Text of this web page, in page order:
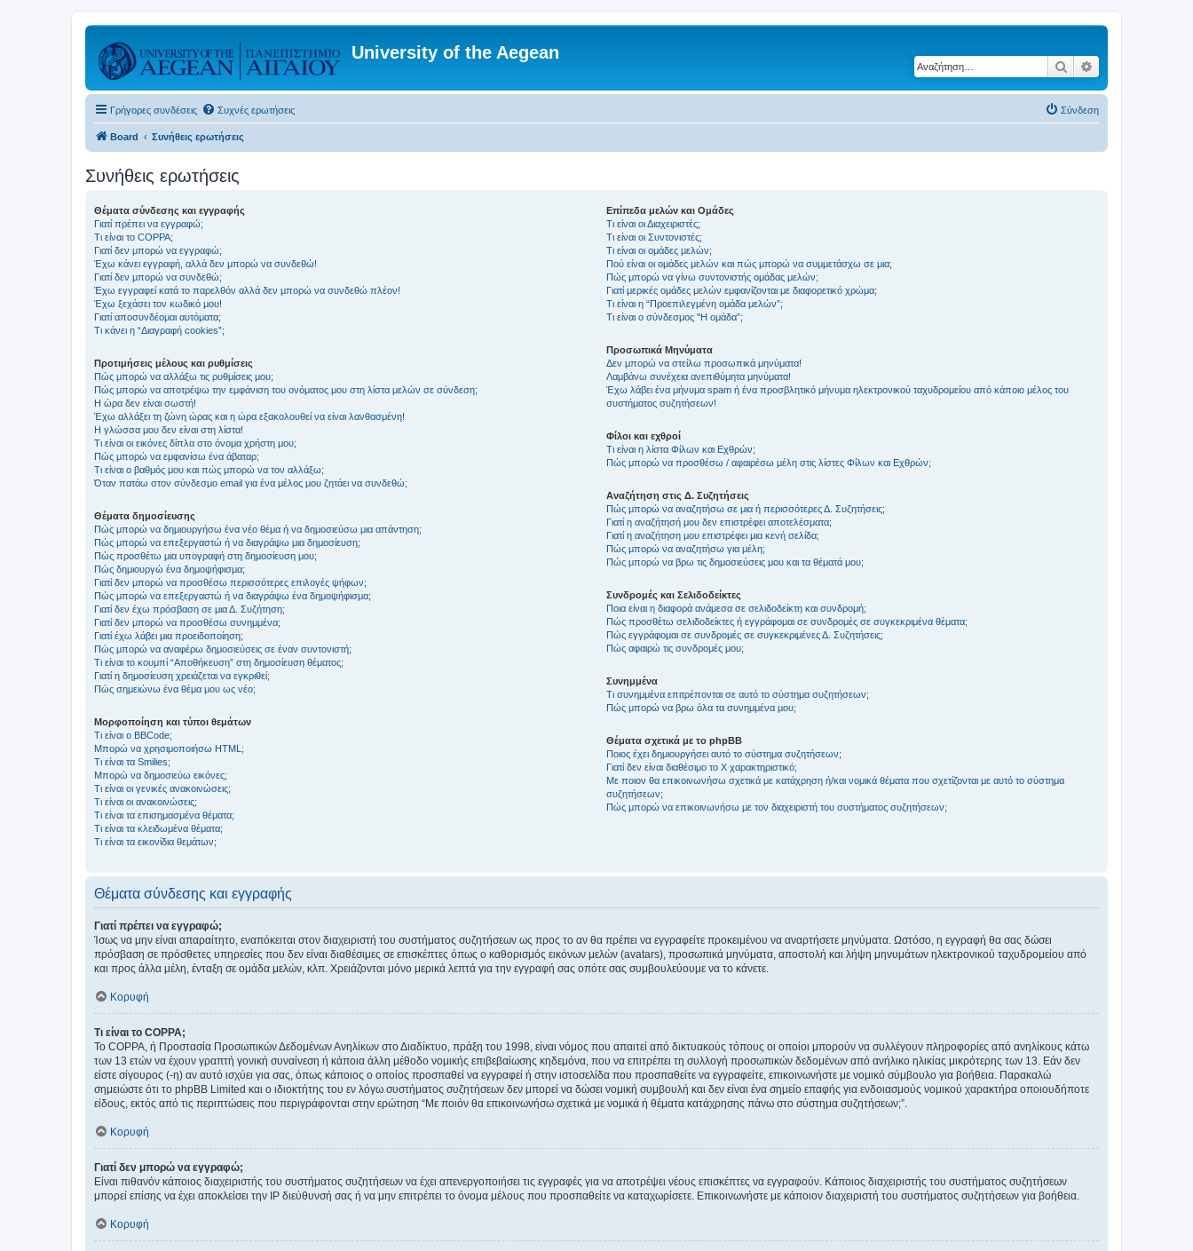
University of the Aegean
Αναζήτηση
Γρήγορες συνδέσεις Συχνές ερωτήσεις Σύνδεση
Board Συνήθεις ερωτήσεις
Συνήθεις ερωτήσεις
Θέματα σύνδεσης και εγγραφής
Γιατί πρέπει να εγγραφώ;
Τι είναι το COPPA;
Γιατί δεν μπορώ να εγγραφώ;
Έχω κάνει εγγραφή, αλλά δεν μπορώ να συνδεθώ!
Γιατί δεν μπορώ να συνδεθώ;
Έχω εγγραφεί κατά το παρελθόν αλλά δεν μπορώ να συνδεθώ πλέον!
Έχω ξεχάσει τον κωδικό μου!
Γιατί αποσυνδέομαι αυτόματα;
Τι κάνει η “Διαγραφή cookies”;
Προτιμήσεις μέλους και ρυθμίσεις
Πώς μπορώ να αλλάξω τις ρυθμίσεις μου;
Πώς μπορώ να αποτρέψω την εμφάνιση του ονόματος μου στη λίστα μελών σε σύνδεση;
Η ώρα δεν είναι σωστή!
Έχω αλλάξει τη ζώνη ώρας και η ώρα εξακολουθεί να είναι λανθασμένη!
Η γλώσσα μου δεν είναι στη λίστα!
Τι είναι οι εικόνες δίπλα στο όνομα χρήστη μου;
Πώς μπορώ να εμφανίσω ένα άβαταρ;
Τι είναι ο βαθμός μου και πώς μπορώ να τον αλλάξω;
Όταν πατάω στον σύνδεσμο email για ένα μέλος μου ζητάει να συνδεθώ;
Θέματα δημοσίευσης
Πώς μπορώ να δημιουργήσω ένα νέο θέμα ή να δημοσιεύσω μια απάντηση;
Πώς μπορώ να επεξεργαστώ ή να διαγράψω μια δημοσίευση;
Πώς προσθέτω μια υπογραφή στη δημοσίευση μου;
Πώς δημιουργώ ένα δημοψήφισμα;
Γιατί δεν μπορώ να προσθέσω περισσότερες επιλογές ψήφων;
Πώς μπορώ να επεξεργαστώ ή να διαγράψω ένα δημοψήφισμα;
Γιατί δεν έχω πρόσβαση σε μια Δ. Συζήτηση;
Γιατί δεν μπορώ να προσθέσω συνημμένα;
Γιατί έχω λάβει μια προειδοποίηση;
Πώς μπορώ να αναφέρω δημοσιεύσεις σε έναν συντονιστή;
Τι είναι το κουμπί “Αποθήκευση” στη δημοσίευση θέματος;
Γιατί η δημοσίευση χρειάζεται να εγκριθεί;
Πώς σημειώνω ένα θέμα μου ως νέο;
Μορφοποίηση και τύποι θεμάτων
Τι είναι ο BBCode;
Μπορώ να χρησιμοποιήσω HTML;
Τι είναι τα Smilies;
Μπορώ να δημοσιεύω εικόνες;
Τι είναι οι γενικές ανακοινώσεις;
Τι είναι οι ανακοινώσεις;
Τι είναι τα επισημασμένα θέματα;
Τι είναι τα κλειδωμένα θέματα;
Τι είναι τα εικονίδια θεμάτων;
Επίπεδα μελών και Ομάδες
Τι είναι οι Διαχειριστές;
Τι είναι οι Συντονιστές;
Τι είναι οι ομάδες μελών;
Πού είναι οι ομάδες μελών και πώς μπορώ να συμμετάσχω σε μια;
Πώς μπορώ να γίνω συντονιστής ομάδας μελών;
Γιατί μερικές ομάδες μελών εμφανίζονται με διαφορετικό χρώμα;
Τι είναι η “Προεπιλεγμένη ομάδα μελών”;
Τι είναι ο σύνδεσμος "Η ομάδα”;
Προσωπικά Μηνύματα
Δεν μπορώ να στείλω προσωπικά μηνύματα!
Λαμβάνω συνέχεια ανεπιθύμητα μηνύματα!
Έχω λάβει ένα μήνυμα spam ή ένα προσβλητικό μήνυμα ηλεκτρονικού ταχυδρομείου από κάποιο μέλος του
συστήματος συζητήσεων!
Φίλοι και εχθροί
Τι είναι η λίστα Φίλων και Εχθρών;
Πώς μπορώ να προσθέσω / αφαιρέσω μέλη στις λίστες Φίλων και Εχθρών;
Αναζήτηση στις Δ. Συζητήσεις
Πώς μπορώ να αναζητήσω σε μια ή περισσότερες Δ. Συζητήσεις;
Γιατί η αναζήτησή μου δεν επιστρέφει αποτελέσματα;
Γιατί η αναζήτηση μου επιστρέφει μια κενή σελίδα;
Πώς μπορώ να αναζητήσω για μέλη;
Πώς μπορώ να βρω τις δημοσιεύσεις μου και τα θέματά μου;
Συνδρομές και Σελιδοδείκτες
Ποια είναι η διαφορά ανάμεσα σε σελιδοδείκτη και συνδρομή;
Πώς προσθέτω σελιδοδείκτες ή εγγράφομαι σε συνδρομές σε συγκεκριμένα θέματα;
Πώς εγγράφομαι σε συνδρομές σε συγκεκριμένες Δ. Συζητήσεις;
Πώς αφαιρώ τις συνδρομές μου;
Συνημμένα
Τι συνημμένα επιτρέπονται σε αυτό το σύστημα συζητήσεων;
Πώς μπορώ να βρω όλα τα συνημμένα μου;
Θέματα σχετικά με το phpBB
Ποιος έχει δημιουργήσει αυτό το σύστημα συζητήσεων;
Γιατί δεν είναι διαθέσιμο το Χ χαρακτηριστικό;
Με ποιον θα επικοινωνήσω σχετικά με κατάχρηση ή/και νομικά θέματα που σχετίζονται με αυτό το σύστημα
συζητήσεων;
Πώς μπορώ να επικοινωνήσω με τον διαχειριστή του συστήματος συζητήσεων;
Θέματα σύνδεσης και εγγραφής
Γιατί πρέπει να εγγραφώ;
Ίσως να μην είναι απαραίτητο, εναπόκειται στον διαχειριστή του συστήματος συζητήσεων ως προς το αν θα πρέπει να εγγραφείτε προκειμένου να αναρτήσετε μηνύματα. Ωστόσο, η εγγραφή θα σας δώσει
πρόσβαση σε πρόσθετες υπηρεσίες που δεν είναι διαθέσιμες σε επισκέπτες όπως ο καθορισμός εικόνων μελών (avatars), προσωπικά μηνύματα, αποστολή και λήψη μηνυμάτων ηλεκτρονικού ταχυδρομείου από
και προς άλλα μέλη, ένταξη σε ομάδα μελών, κλπ. Χρειάζονται μόνο μερικά λεπτά για την εγγραφή σας οπότε σας συμβουλεύουμε να το κάνετε.
Κορυφή
Τι είναι το COPPA;
Το COPPA, ή Προστασία Προσωπικών Δεδομένων Ανηλίκων στο Διαδίκτυο, πράξη του 1998, είναι νόμος που απαιτεί από δικτυακούς τόπους οι οποίοι μπορούν να συλλέγουν πληροφορίες από ανηλίκους κάτω
των 13 ετών να έχουν γραπτή γονική συναίνεση ή κάποια άλλη μέθοδο νομικής επιβεβαίωσης κηδεμόνα, που να επιτρέπει τη συλλογή προσωπικών δεδομένων από ανήλικο ηλικίας μικρότερης των 13. Εάν δεν
είστε σίγουρος (-η) αν αυτό ισχύει για σας, όπως κάποιος ο οποίος προσπαθεί να εγγραφεί ή στην ιστοσελίδα που προσπαθείτε να εγγραφείτε, επικοινωνήστε με νομικό σύμβουλο για βοήθεια. Παρακαλώ
σημειώστε ότι το phpBB Limited και ο ιδιοκτήτης του εν λόγω συστήματος συζητήσεων δεν μπορεί να δώσει νομική συμβουλή και δεν είναι ένα σημείο επαφής για ενδοιασμούς νομικού χαρακτήρα οποιουδήποτε
είδους, εκτός από τις περιπτώσεις που περιγράφονται στην ερώτηση “Με ποιόν θα επικοινωνήσω σχετικά με νομικά ή θέματα κατάχρησης πάνω στο σύστημα συζητήσεων;”.
Κορυφή
Γιατί δεν μπορώ να εγγραφώ;
Είναι πιθανόν κάποιος διαχειριστής του συστήματος συζητήσεων να έχει απενεργοποιήσει τις εγγραφές για να αποτρέψει νέους επισκέπτες να εγγραφούν. Κάποιος διαχειριστής του συστήματος συζητήσεων
μπορεί επίσης να έχει αποκλείσει την IP διεύθυνσή σας ή να μην επιτρέπει το όνομα μέλους που προσπαθείτε να καταχωρίσετε. Επικοινωνήστε με κάποιον διαχειριστή του συστήματος συζητήσεων για βοήθεια.
Κορυφή